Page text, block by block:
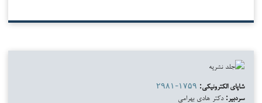
شاپای الکترونیکی: ۲۹۸۱-۱۷۵۹
سردبیر: دکتر هادی بهرامی